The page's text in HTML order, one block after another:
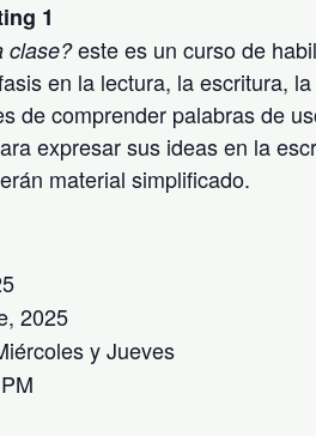
1
clase?este es un curso de
en la lectura, la escritura,
de comprender palabras de
expresar sus ideas en la
material simplificado.
2025
y Jueves